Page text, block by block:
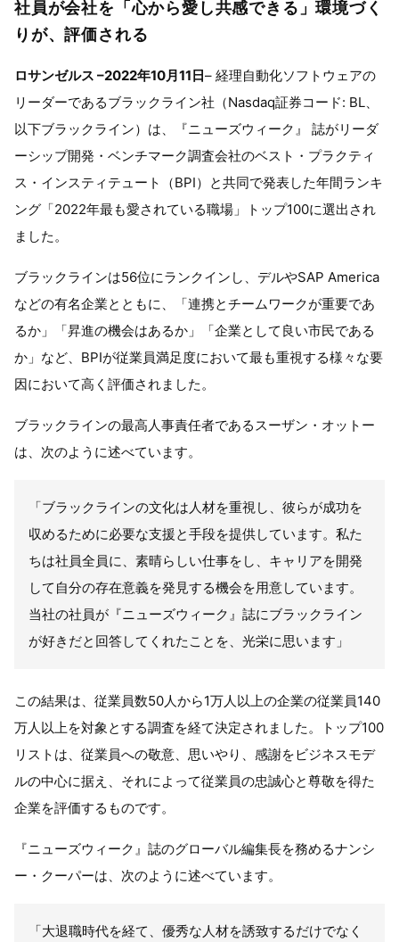
社員が会社を「心から愛し共感できる」環境づく
りが、評価される
ロサンゼルス –2022年10月11日– 経理自動化ソフトウェアの
リーダーであるブラックライン社（Nasdaq証券コード: BL、
以下ブラックライン）は、『ニューズウィーク』 誌がリーダ
ーシップ開発・ベンチマーク調査会社のベスト・プラクティ
ス・インスティテュート（BPI）と共同で発表した年間ランキ
ング「2022年最も愛されている職場」トップ100に選出され
ました。
ブラックラインは56位にランクインし、デルやSAP America
などの有名企業とともに、「連携とチームワークが重要であ
るか」「昇進の機会はあるか」「企業として良い市民である
か」など、BPIが従業員満足度において最も重視する様々な要
因において高く評価されました。
ブラックラインの最高人事責任者であるスーザン・オットー
は、次のように述べています。
「ブラックラインの文化は人材を重視し、彼らが成功を
収めるために必要な支援と手段を提供しています。私た
ちは社員全員に、素晴らしい仕事をし、キャリアを開発
して自分の存在意義を発見する機会を用意しています。
当社の社員が『ニューズウィーク』誌にブラックライン
が好きだと回答してくれたことを、光栄に思います」
この結果は、従業員数50人から1万人以上の企業の従業員140
万人以上を対象とする調査を経て決定されました。トップ100
リストは、従業員への敬意、思いやり、感謝をビジネスモデ
ルの中心に据え、それによって従業員の忠誠心と尊敬を得た
企業を評価するものです。
『ニューズウィーク』誌のグローバル編集長を務めるナンシ
ー・クーパーは、次のように述べています。
「大退職時代を経て、優秀な人材を誘致するだけでなく